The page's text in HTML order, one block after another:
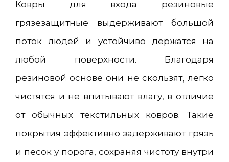
Ковры для входа резиновые
грязезащитные выдерживают большой
поток людей и устойчиво держатся на
любой поверхности. Благодаря
резиновой основе они не скользят, легко
чистятся и не впитывают влагу, в отличие
от обычных текстильных ковров. Такие
покрытия эффективно задерживают грязь
и песок у порога, сохраняя чистоту внутри